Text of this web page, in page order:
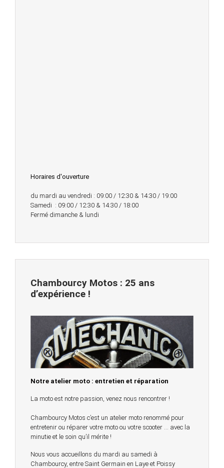
Horaires d'ouverture
du mardi au vendredi : 09:00 / 12:30 & 14:30 / 19:00
Samedi : 09:00 / 12:30 & 14:30 / 18:00
Fermé dimanche & lundi
Chambourcy Motos : 25 ans
d’expérience !
Notre atelier moto : entretien et réparation
La moto est notre passion, venez nous rencontrer !
Chambourcy Motos c’est un atelier moto renommé pour
entretenir ou réparer votre moto ou votre scooter … avec la
minutie et le soin qu’il mérite !
Nous vous accueillons du mardi au samedi à
Chambourcy, entre Saint Germain en Laye et Poissy